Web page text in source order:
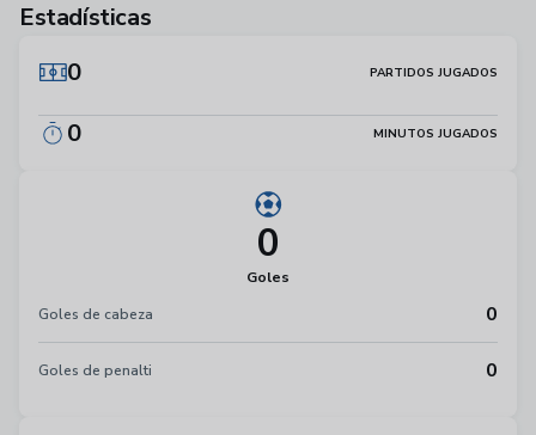
Estadísticas
0
PARTIDOS JUGADOS
0 MINUTOS JUGADOS
0
Goles
Goles de cabeza
0
Goles de penalti 0